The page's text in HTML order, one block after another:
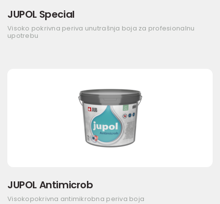
JUPOL Special
Visoko pokrivna periva unutrašnja boja za profesionalnu
upotrebu
JUPOL Antimicrob
Visokopokrivna antimikrobna periva boja